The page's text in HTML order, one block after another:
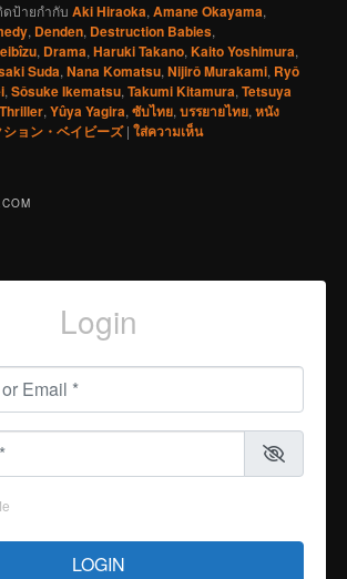
ดป้ายกำกับ Aki Hiraoka,Amane Okayama,
, Denden, Destruction Babies,
, Drama,Haruki Takano,Kaito Yoshimura,
Suda,Nana Komatsu,Nijirô Murakami, Ryô
,Sôsuke Ikematsu,Takumi Kitamura,Tetsuya
Thriller,Yûya Yagira,ซับไทย,บรรยายไทย,หนัง
ョン・ベイビーズ |ใส่ความเห็น
Login
LOGIN